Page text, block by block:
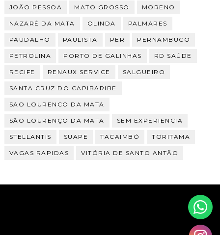
JOÃO PESSOA MATO GROSSO MORENO
NAZARÉ DA MATA OLINDA PALMARES
PAUDALHO PAULISTA PER PERNAMBUCO
PETROLINA PORTO DE GALINHAS RD SAÚDE
RECIFE RENAUX SERVICE SALGUEIRO
SANTA CRUZ DO CAPIBARIBE
SAO LOURENCO DA MATA
SÃO LOURENÇO DA MATA SEM EXPERIENCIA
STELLANTIS SUAPE TACAIMBÓ TORITAMA
VAGAS RAPIDAS VITÓRIA DE SANTO ANTÃO